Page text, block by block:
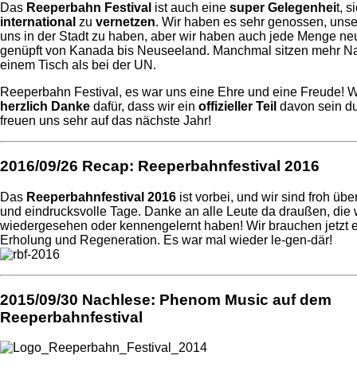
Das Reeperbahn Festival ist auch eine super Gelegenheit,
international zu vernetzen. Wir haben es sehr genossen,
uns in der Stadt zu haben, aber wir haben auch jede Menge
genüpft von Kanada bis Neuseeland. Manchmal sitzen mehr
einem Tisch als bei der UN.
Reeperbahn Festival, es war uns eine Ehre und eine Freude!
herzlich Danke dafür, dass wir ein offizieller Teil davon sein
freuen uns sehr auf das nächste Jahr!
2016/09/26 Recap: Reeperbahnfestival 2016
Das Reeperbahnfestival 2016 ist vorbei, und wir sind froh
und eindrucksvolle Tage. Danke an alle Leute da draußen, die
wiedergesehen oder kennengelernt haben! Wir brauchen jetzt
Erholung und Regeneration. Es war mal wieder le-gen-där!
2015/09/30 Nachlese: Phenom Music auf dem
Reeperbahnfestival